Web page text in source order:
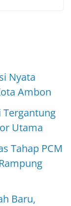
Nyata
Ambon
Utama
Tahap PCM
Baru,